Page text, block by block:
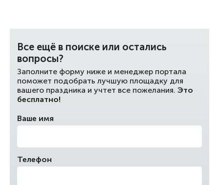
Все ещё в поиске или остались
вопросы?
Заполните форму ниже и менеджер портала
поможет подобрать лучшую площадку для
вашего праздника и учтет все пожелания. Это
бесплатно!
Ваше имя
Телефон